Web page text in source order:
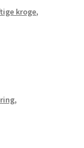
kroge,